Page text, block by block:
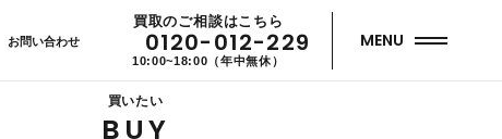
お問い合わせ
買取のご相談はこちら
0120-012-229
10:00~18:00（年中無休）
MENU
買いたい
BUY